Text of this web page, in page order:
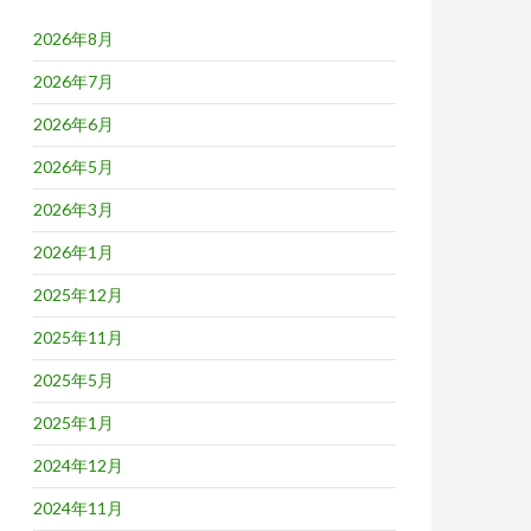
2026年8月
2026年7月
2026年6月
2026年5月
2026年3月
2026年1月
2025年12月
2025年11月
2025年5月
2025年1月
2024年12月
2024年11月